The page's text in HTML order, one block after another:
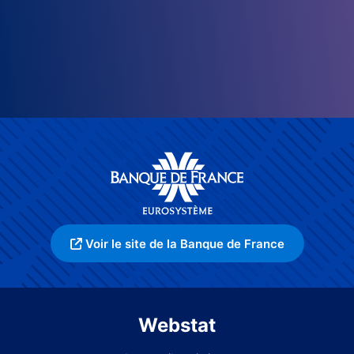
Voir le site de la Banque de France
Webstat